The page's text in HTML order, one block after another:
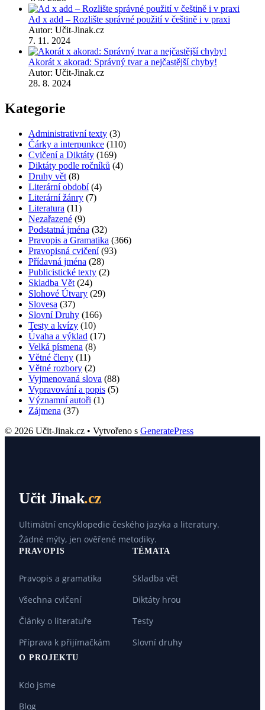
Ad x add – Rozlište správné použití v češtině i v praxi
Autor: Učit-Jinak.cz
7. 11. 2024
Akorát x akorad: Správný tvar a nejčastější chyby!
Autor: Učit-Jinak.cz
28. 8. 2024
Kategorie
Administrativní texty (3)
Čárky a interpunkce (110)
Cvičení a Diktáty (169)
Diktáty podle ročníků (4)
Druhy vět (8)
Literární období(4)
Literární žánry (7)
Literatura (11)
Nezařazené (9)
Podstatná jména (32)
Pravopis a Gramatika (366)
Pravopisná cvičení(93)
Přídavná jména (28)
Publicistické texty (2)
Skladba Vět (24)
Slohové Útvary (29)
Slovesa (37)
Slovní Druhy (166)
Testy a kvízy (10)
Úvaha a výklad (17)
Velká písmena (8)
Větné členy (11)
Větné rozbory (2)
Vyjmenovaná slova (88)
Vypravování a popis (5)
Významní autoři (1)
Zájmena (37)
© 2026 Učit-Jinak.cz • Vytvořeno s GeneratePress
Učit Jinak.cz
Ultimátní encyklopedie českého jazyka a literatury.
Žádné mýty, jen ověřené metodiky.
PRAVOPIS
Pravopis a gramatika
Všechna cvičení
Články o literatuře
Příprava k přijímačkám
TÉMATA
Skladba vět
Diktáty hrou
Testy
Slovní druhy
O PROJEKTU
Kdo jsme
Blog